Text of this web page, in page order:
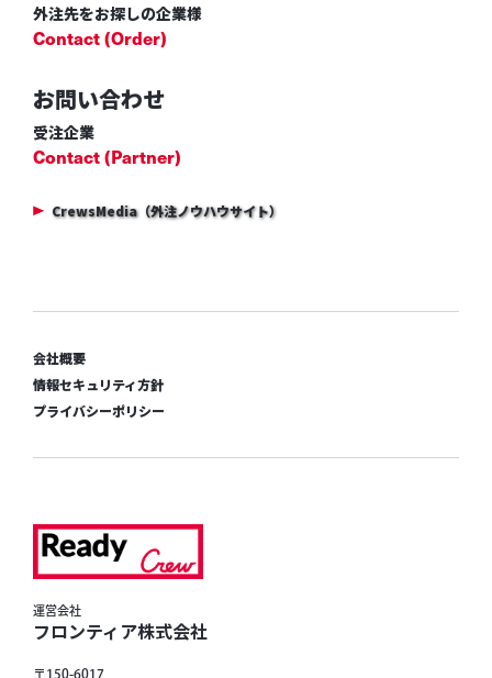
外注先をお探しの企業様
Contact (Order)
お問い合わせ
受注企業
Contact (Partner)
CrewsMedia（外注ノウハウサイト）
運営会社
フロンティア株式会社
〒150-6017
会社概要
情報セキュリティ方針
プライバシーポリシー